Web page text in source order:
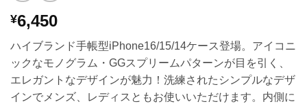
¥6,450
ハイブランド手帳型iPhone16/15/14ケース登場。アイコニ
ックなモノグラム・GGスプリームパターンが目を引く、
エレガントなデザインが魅力！洗練されたシンプルなデザ
インでメンズ、レディスともお使いいただけます。内側に